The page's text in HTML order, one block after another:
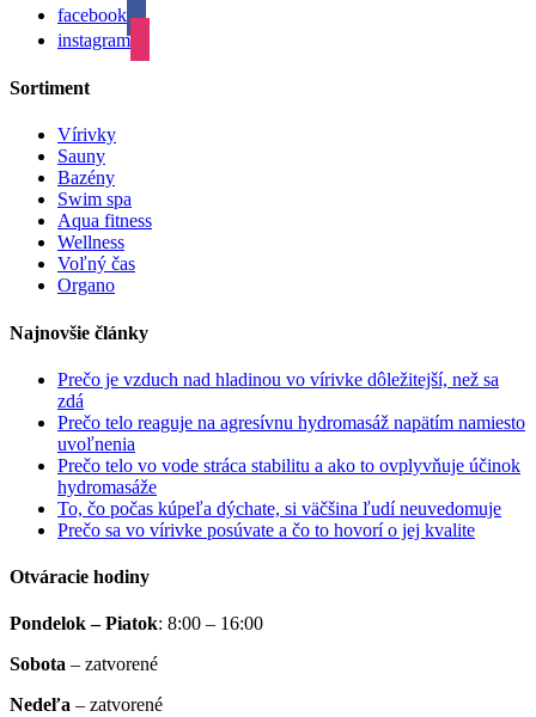
facebook
instagram
Sortiment
Vírivky
Sauny
Bazény
Swim spa
Aqua fitness
Wellness
Voľný čas
Organo
Najnovšie články
Prečo je vzduch nad hladinou vo vírivke dôležitejší, než sa
zdá
Prečo telo reaguje na agresívnu hydromasáž napätím namiesto
uvoľnenia
Prečo telo vo vode stráca stabilitu a ako to ovplyvňuje účinok
hydromasáže
To, čo počas kúpeľa dýchate, si väčšina ľudí neuvedomuje
Prečo sa vo vírivke posúvate a čo to hovorí o jej kvalite
Otváracie hodiny
Pondelok – Piatok: 8:00 – 16:00
Sobota – zatvorené
Nedeľa – zatvorené